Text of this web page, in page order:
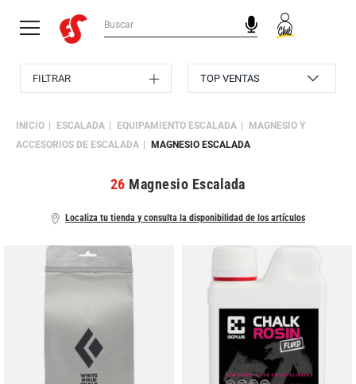
INICIO ESCALADA EQUIPAMIENTO ESCALADA
MAGNESIO Y
ACCESORIOS DE ESCALADA
MAGNESIO ESCALADA
Localiza tu tienda y consulta la disponibilidad de los artículos
26 Magnesio Escalada
FILTRAR